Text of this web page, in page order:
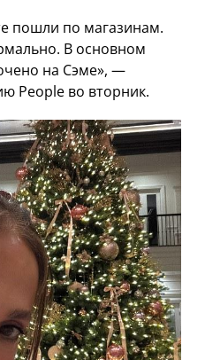
пошли по магазинам.
В основном
на Сэме», —
People во вторник.